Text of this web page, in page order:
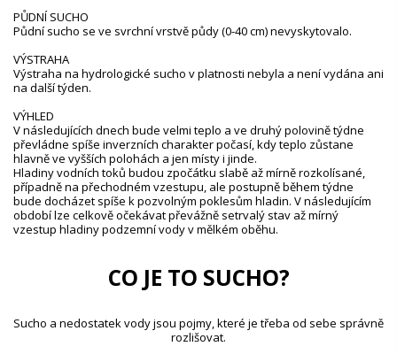
PŮDNÍ SUCHO
Půdní sucho se ve svrchní vrstvě půdy (0-40 cm) nevyskytovalo.
VÝSTRAHA
Výstraha na hydrologické sucho v platnosti nebyla a není vydána ani
na další týden.
VÝHLED
V následujících dnech bude velmi teplo a ve druhý polovině týdne
převládne spíše inverzních charakter počasí, kdy teplo zůstane
hlavně ve vyšších polohách a jen místy i jinde.
Hladiny vodních toků budou zpočátku slabě až mírně rozkolísané,
případně na přechodném vzestupu, ale postupně během týdne
bude docházet spíše k pozvolným poklesům hladin. V následujícím
období lze celkově očekávat převážně setrvalý stav až mírný
vzestup hladiny podzemní vody v mělkém oběhu.
CO JE TO SUCHO?
Sucho a nedostatek vody jsou pojmy, které je třeba od sebe správně
rozlišovat.